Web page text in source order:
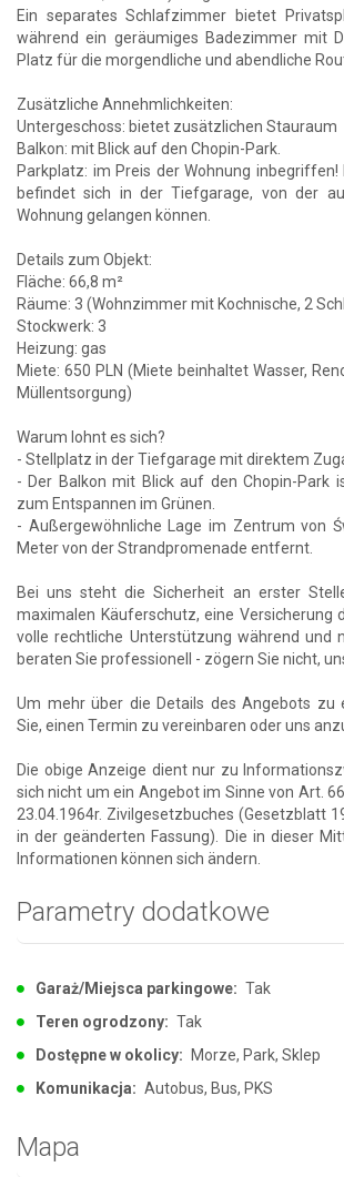
Ein separates Schlafzimmer bietet
während ein geräumiges Badezimmer mit
Platz für die morgendliche und abendliche
Zusätzliche Annehmlichkeiten:
Untergeschoss: bietet zusätzlichen Stauraum
Balkon: mit Blick auf den Chopin-Park.
Parkplatz: im Preis der Wohnung inbegriffen!
befindet sich in der Tiefgarage, von der
Wohnung gelangen können.
Details zum Objekt:
Fläche: 66,8 m²
Räume: 3 (Wohnzimmer mit Kochnische, 2
Stockwerk: 3
Heizung: gas
Miete: 650 PLN (Miete beinhaltet Wasser,
Müllentsorgung)
Warum lohnt es sich?
- Stellplatz in der Tiefgarage mit direktem
- Der Balkon mit Blick auf den Chopin-Park
zum Entspannen im Grünen.
- Außergewöhnliche Lage im Zentrum von
Meter von der Strandpromenade entfernt.
Bei uns steht die Sicherheit an erster
maximalen Käuferschutz, eine Versicherung
volle rechtliche Unterstützung während und
beraten Sie professionell - zögern Sie nicht,
Um mehr über die Details des Angebots zu
Sie, einen Termin zu vereinbaren oder uns
Die obige Anzeige dient nur zu
sich nicht um ein Angebot im Sinne von Art.
23.04.1964r. Zivilgesetzbuches (Gesetzblatt
in der geänderten Fassung). Die in dieser
Informationen können sich ändern.
Parametry dodatkowe
Garaż/Miejsca parkingowe: Tak
Teren ogrodzony: Tak
Dostępne w okolicy: Morze, Park, Sklep
Komunikacja: Autobus, Bus, PKS
Mapa